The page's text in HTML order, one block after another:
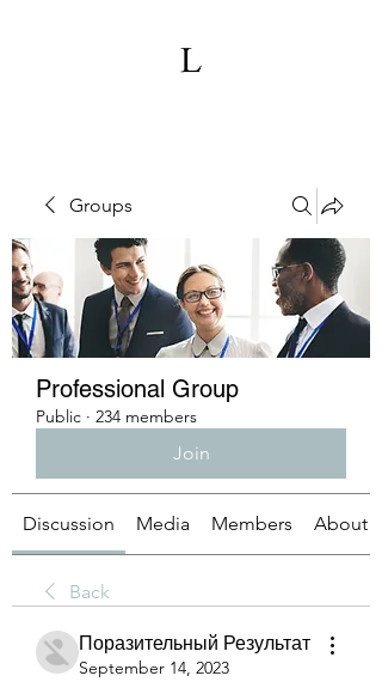
Groups
Professional Group
Public · 234 members
Join
Discussion Media Members About
Back
Поразительный Результат
September 14, 2023